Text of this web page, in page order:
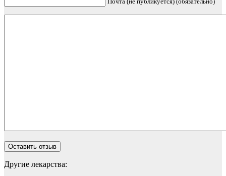
Другие лекарства: